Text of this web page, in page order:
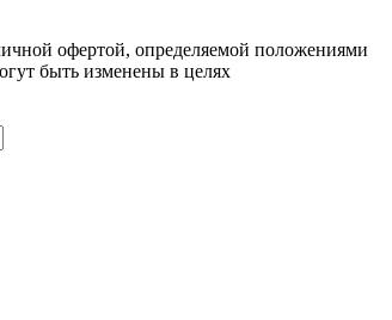
офертой, определяемой положениями
быть изменены в целях